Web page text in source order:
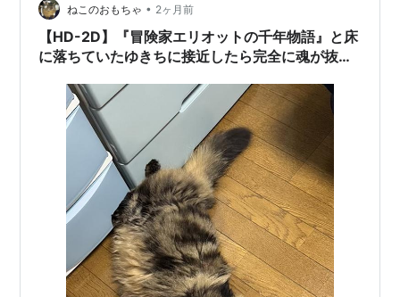
ト 追加ダメージ ★5で120％ ファイアショット 炎上効果
★…
ねこのおもちゃ • 2ヶ月前
【HD-2D】『冒険家エリオットの千年物語』と床
に落ちていたゆきちに接近したら完全に魂が抜け